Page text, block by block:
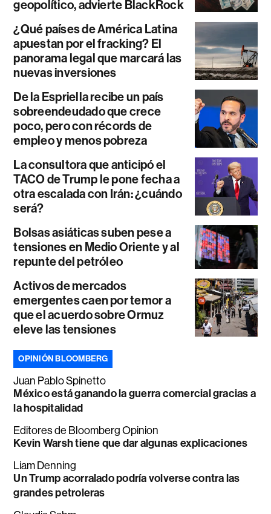
geopolítico, advierte BlackRock
¿Qué países de América Latina
apuestan por el fracking? El
panorama legal que marcará las
nuevas inversiones
De la Espriella recibe un país
sobreendeudado que crece
poco, pero con récords de
empleo y menos pobreza
La consultora que anticipó el
TACO de Trump le pone fecha a
otra escalada con Irán: ¿cuándo
será?
Bolsas asiáticas suben pese a
tensiones en Medio Oriente y al
repunte del petróleo
Activos de mercados
emergentes caen por temor a
que el acuerdo sobre Ormuz
eleve las tensiones
OPINIÓN BLOOMBERG
Juan Pablo Spinetto
México está ganando la guerra comercial gracias a
la hospitalidad
Editores de Bloomberg Opinion
Kevin Warsh tiene que dar algunas explicaciones
Liam Denning
Un Trump acorralado podría volverse contra las
grandes petroleras